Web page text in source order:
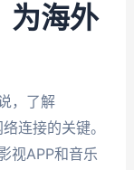
为海外
，了解
连接的关键。
视APP和音乐